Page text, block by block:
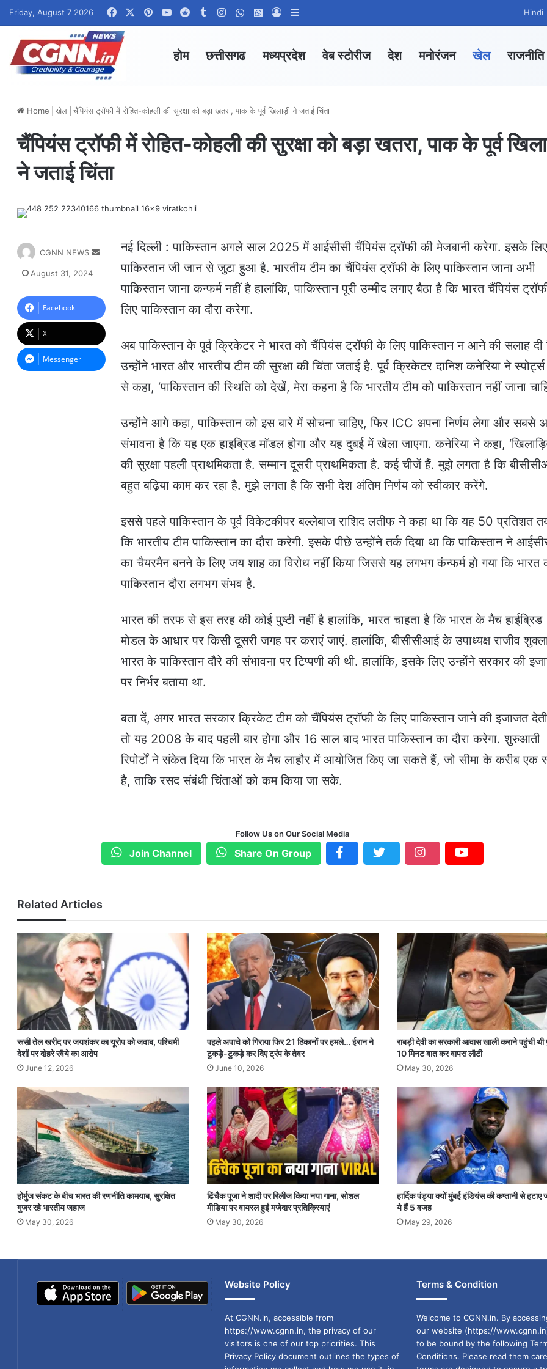
Friday, August 7 2026 FacebookPinterestYouTubeRedditTumblrInstagramWhatsApp Channel
WhatsApp Group
Log In Hindi
होम छत्तीसगढ मध्यप्रदेश वेब स्टोरीज देश मनोरंजन खेल राजनीति
Home खेल चैंपियंस ट्रॉफी में रोहित-कोहली की सुरक्षा को बड़ा खतरा, पाक के पूर्व खिलाड़ी ने जताई चिंता
चैंपियंस ट्रॉफी में रोहित-कोहली की सुरक्षा को बड़ा खतरा, पाक के पूर्व
ने जताई चिंता
नई दिल्ली : पाकिस्तान अगले साल 2025 में आईसीसी चैंपियंस ट्रॉफी की मेजबानी करेगा. इसके लिए
पाकिस्तान जी जान से जुटा हुआ है. भारतीय टीम का चैंपियंस ट्रॉफी के लिए पाकिस्तान जाना अभी
पाकिस्तान जाना कन्फर्म नहीं है हालांकि, पाकिस्तान पूरी उम्मीद लगाए बैठा है कि भारत चैंपियंस
लिए पाकिस्तान का दौरा करेगा.
अब पाकिस्तान के पूर्व क्रिकेटर ने भारत को चैंपियंस ट्रॉफी के लिए पाकिस्तान न आने की सलाह दी
उन्होंने भारत और भारतीय टीम की सुरक्षा की चिंता जताई है. पूर्व क्रिकेटर दानिश कनेरिया ने
से कहा, ‘पाकिस्तान की स्थिति को देखें, मेरा कहना है कि भारतीय टीम को पाकिस्तान नहीं जाना
उन्होंने आगे कहा, पाकिस्तान को इस बारे में सोचना चाहिए, फिर ICC अपना निर्णय लेगा और सबसे
संभावना है कि यह एक हाइब्रिड मॉडल होगा और यह दुबई में खेला जाएगा. कनेरिया ने कहा,
की सुरक्षा पहली प्राथमिकता है. सम्मान दूसरी प्राथमिकता है. कई चीजें हैं. मुझे लगता है कि
बहुत बढ़िया काम कर रहा है. मुझे लगता है कि सभी देश अंतिम निर्णय को स्वीकार करेंगे.
इससे पहले पाकिस्तान के पूर्व विकेटकीपर बल्लेबाज राशिद लतीफ ने कहा था कि यह 50 प्रतिशत
कि भारतीय टीम पाकिस्तान का दौरा करेगी. इसके पीछे उन्होंने तर्क दिया था कि पाकिस्तान ने
का चैयरमैन बनने के लिए जय शाह का विरोध नहीं किया जिससे यह लगभग कंन्फर्म हो गया कि भारत
पाकिस्तान दौरा लगभग संभव है.
भारत की तरफ से इस तरह की कोई पुष्टी नहीं है हालांकि, भारत चाहता है कि भारत के मैच हाईब्रिड
मोडल के आधार पर किसी दूसरी जगह पर कराएं जाएं. हालांकि, बीसीसीआई के उपाध्यक्ष राजीव
भारत के पाकिस्तान दौरे की संभावना पर टिप्पणी की थी. हालांकि, इसके लिए उन्होंने सरकार की
पर निर्भर बताया था.
बता दें, अगर भारत सरकार क्रिकेट टीम को चैंपियंस ट्रॉफी के लिए पाकिस्तान जाने की इजाजत
तो यह 2008 के बाद पहली बार होगा और 16 साल बाद भारत पाकिस्तान का दौरा करेगा. शुरुआती
रिपोर्टों ने संकेत दिया कि भारत के मैच लाहौर में आयोजित किए जा सकते हैं, जो सीमा के करीब एक
है, ताकि रसद संबंधी चिंताओं को कम किया जा सके.
CGNN NEWS
a
n
e
m
a
i
August 31, 2024
Facebook
X
Messenger
Follow Us on Our Social Media
Join Channel Share On Group
Related Articles
रूसी तेल खरीद पर जयशंकर का यूरोप को जवाब, पश्चिमी
देशों पर दोहरे रवैये का आरोप
June 12, 2026
पहले अपाचे को गिराया फिर 21 ठिकानों पर हमले… ईरान ने
टुकड़े-टुकड़े कर दिए ट्रंप के तेवर
June 10, 2026
राबड़ी देवी का सरकारी आवास खाली कराने पहुंची
10 मिनट बात कर वापस लौटी
May 30, 2026
होर्मुज संकट के बीच भारत की रणनीति कामयाब, सुरक्षित
गुजर रहे भारतीय जहाज
May 30, 2026
ढिंचैक पूजा ने शादी पर रिलीज किया नया गाना, सोशल
मीडिया पर वायरल हुईं मजेदार प्रतिक्रियाएं
May 30, 2026
हार्दिक पंड्या क्यों मुंबई इंडियंस की कप्तानी से हटाए
ये हैं 5 वजह
May 29, 2026
Website Policy
At CGNN.in, accessible from
https://www.cgnn.in, the privacy of our
visitors is one of our top priorities. This
Privacy Policy document outlines the types of
Terms & Condition
Welcome to CGNN.in. By
our website (https://
to be bound by the following
Conditions. Please read them